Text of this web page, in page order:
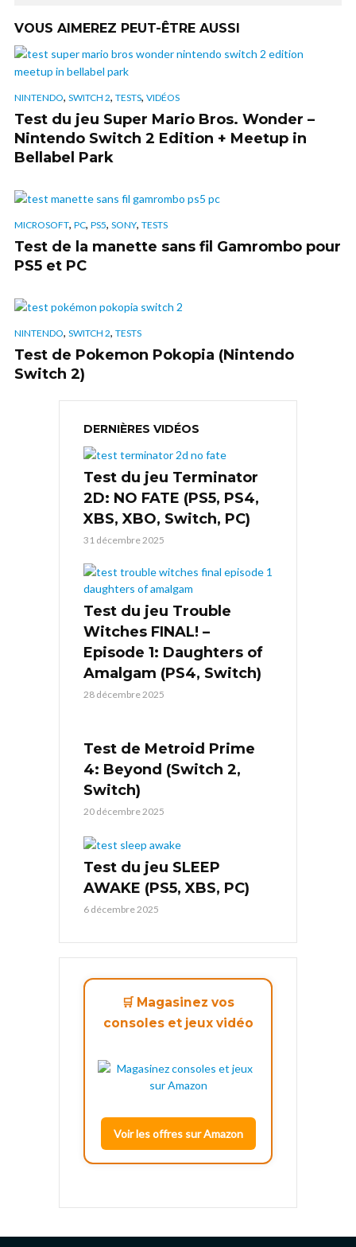
VOUS AIMEREZ PEUT-ÊTRE AUSSI
NINTENDO, SWITCH 2, TESTS, VIDÉOS
Test du jeu Super Mario Bros. Wonder –
Nintendo Switch 2 Edition + Meetup in
Bellabel Park
MICROSOFT, PC, PS5, SONY, TESTS
Test de la manette sans fil Gamrombo pour
PS5 et PC
NINTENDO, SWITCH 2, TESTS
Test de Pokemon Pokopia (Nintendo
Switch 2)
DERNIÈRES VIDÉOS
Test du jeu Terminator
2D: NO FATE (PS5, PS4,
XBS, XBO, Switch, PC)
31 décembre 2025
Test du jeu Trouble
Witches FINAL! –
Episode 1: Daughters of
Amalgam (PS4, Switch)
28 décembre 2025
Test de Metroid Prime
4: Beyond (Switch 2,
Switch)
20 décembre 2025
Test du jeu SLEEP
AWAKE (PS5, XBS, PC)
6 décembre 2025
🛒 Magasinez vos
consoles et jeux vidéo
Voir les offres sur Amazon